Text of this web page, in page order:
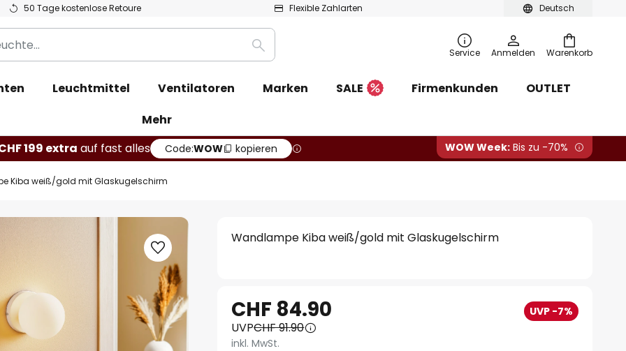
Deutsch
50 Tage kostenlose Retoure Flexible Zahlarten
Warenkorb
Suche Service Anmelden
Leuchtmittel Ventilatoren Marken SALE Firmenkunden
OUTLET
Mehr
199 extra auf fast alles Code:WOW kopieren WOW Week: Bis zu -70%
Kiba weiß/gold mit Glaskugelschirm
Wandlampe Kiba weiß/gold mit Glaskugelschirm
CHF 84.90 UVP -7%
UVPCHF 91.90
inkl. MwSt.